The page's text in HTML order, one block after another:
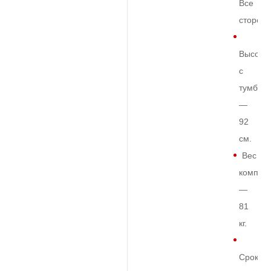
Все
Высота
с
тумбой
—
92
см.
Вес
—
81
кг.
Срок